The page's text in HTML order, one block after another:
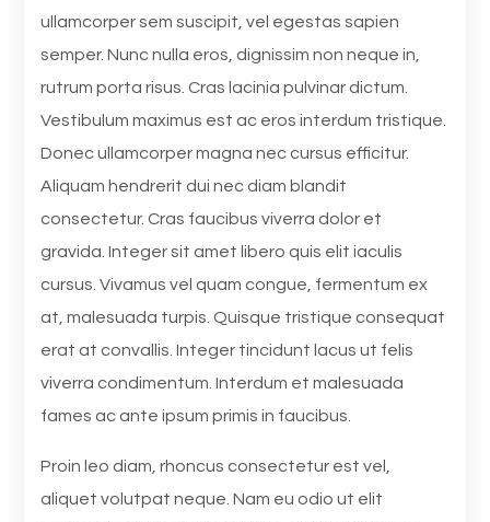
ullamcorper sem suscipit, vel egestas sapien
semper. Nunc nulla eros, dignissim non neque in,
rutrum porta risus. Cras lacinia pulvinar dictum.
Vestibulum maximus est ac eros interdum tristique.
Donec ullamcorper magna nec cursus efficitur.
Aliquam hendrerit dui nec diam blandit
consectetur. Cras faucibus viverra dolor et
gravida. Integer sit amet libero quis elit iaculis
cursus. Vivamus vel quam congue, fermentum ex
at, malesuada turpis. Quisque tristique consequat
erat at convallis. Integer tincidunt lacus ut felis
viverra condimentum. Interdum et malesuada
fames ac ante ipsum primis in faucibus.
Proin leo diam, rhoncus consectetur est vel,
aliquet volutpat neque. Nam eu odio ut elit